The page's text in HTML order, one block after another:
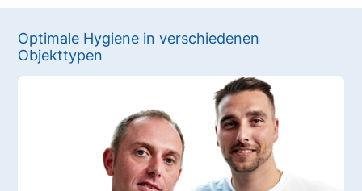
Optimale Hygiene in verschiedenen
Objekttypen